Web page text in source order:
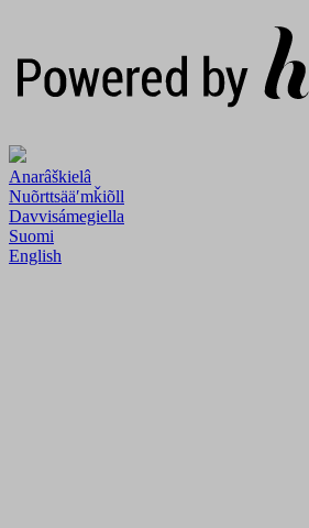
Anarâškielâ
Nuõrttsääʹmǩiõll
Davvisámegiella
Suomi
English